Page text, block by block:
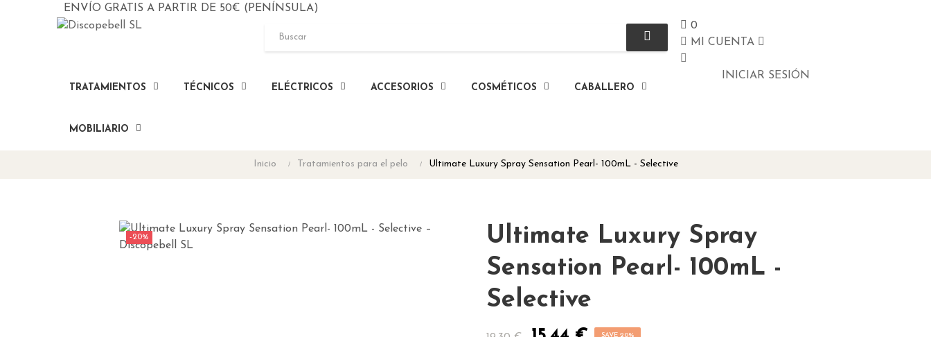
ENVÍO GRATIS A PARTIR DE 50€ (PENÍNSULA)
0
MI CUENTA
TRATAMIENTOS TÉCNICOS ELÉCTRICOS ACCESORIOS COSMÉTICOS CABALLERO
MOBILIARIO
INICIAR SESIÓN
Inicio Tratamientos para el pelo Ultimate Luxury Spray Sensation Pearl- 100mL - Selective
-20%
Ultimate Luxury Spray
Sensation Pearl- 100mL -
Selective
SAVE 20%